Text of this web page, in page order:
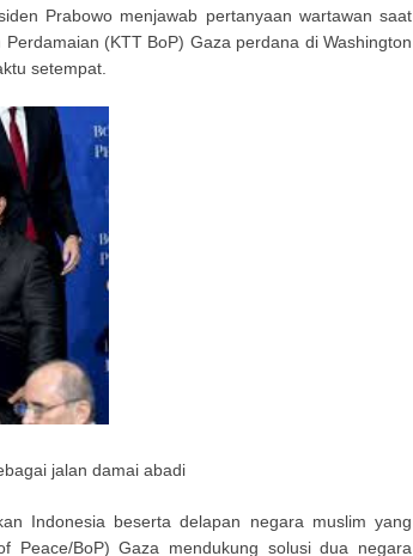
Prabowo menjawab pertanyaan wartawan saat
(KTT BoP) Gaza perdana di Washington
setempat.
jalan damai abadi
Indonesia beserta delapan negara muslim yang
Peace/BoP) Gaza mendukung solusi dua negara